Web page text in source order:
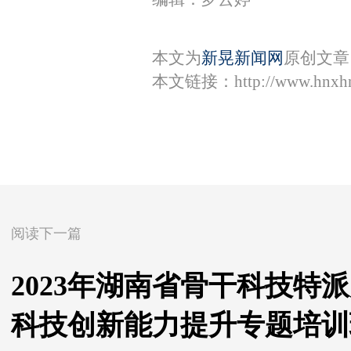
本文为新晃新闻网 原创文
本文链接： http://
阅读下一篇
2023年湖南省骨干科技特
科技创新能力提升专题培